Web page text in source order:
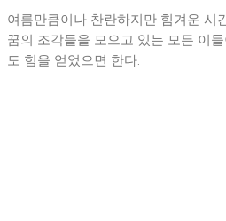
여름만큼이나 찬란하지만 힘겨운 시
꿈의 조각들을 모으고 있는 모든 이
도 힘을 얻었으면 한다.